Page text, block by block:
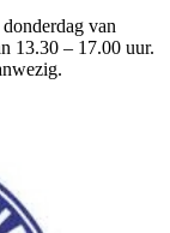
van
13.30 – 17.00 uur.